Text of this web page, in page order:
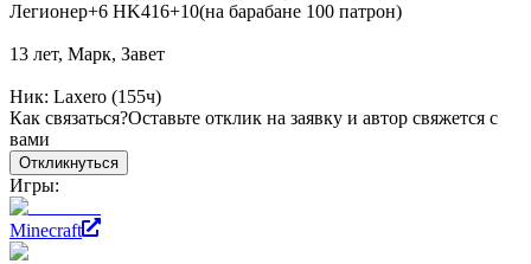
Легионер+6 HK416+10(на барабане 100 патрон)
13 лет, Марк, Завет
Ник: Laxero (155ч)
Как связаться?Оставьте отклик на заявку и автор свяжется с
вами
Откликнуться
Игры:
Minecraft